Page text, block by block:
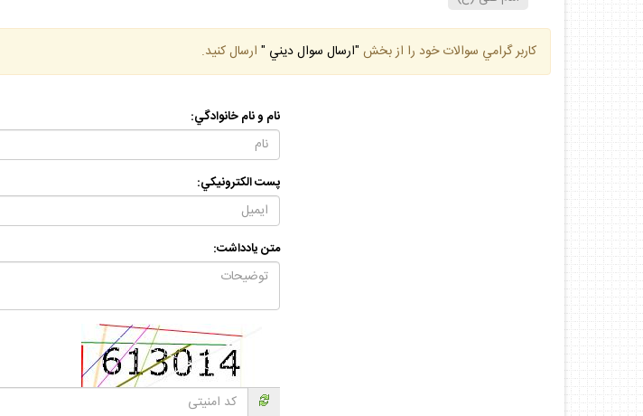
كاربر گرامي سوالات خود را از بخش "ارسال سوال ديني " ارسال كنيد.
نام و نام خانوادگي:
پست الكترونيكي:
متن يادداشت: